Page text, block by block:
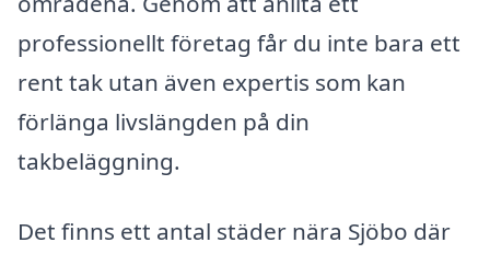
professionellt företag får du inte bara ett
rent tak utan även expertis som kan
förlänga livslängden på din
takbeläggning.
Det finns ett antal städer nära Sjöbo där